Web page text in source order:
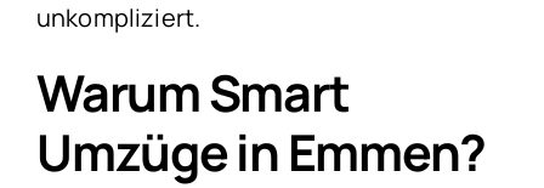
unkompliziert.
Warum Smart
Umzüge in Emmen?